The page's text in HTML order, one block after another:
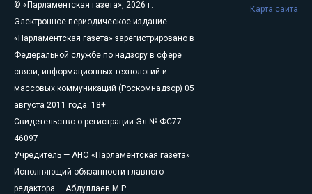
© «Парламентская газета», 2026 г.
Электронное периодическое издание
«Парламентская газета» зарегистрировано в
Федеральной службе по надзору в сфере
связи, информационных технологий и
массовых коммуникаций (Роскомнадзор) 05
августа 2011 года. 18+
Свидетельство о регистрации Эл № ФС77-
46097
Учредитель — АНО «Парламентская газета»
Исполняющий обязанности главного
редактора — Абдуллаев М.Р.
Карта сайта